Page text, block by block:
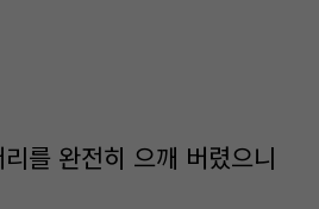
를 완전히 으깨 버렸으니